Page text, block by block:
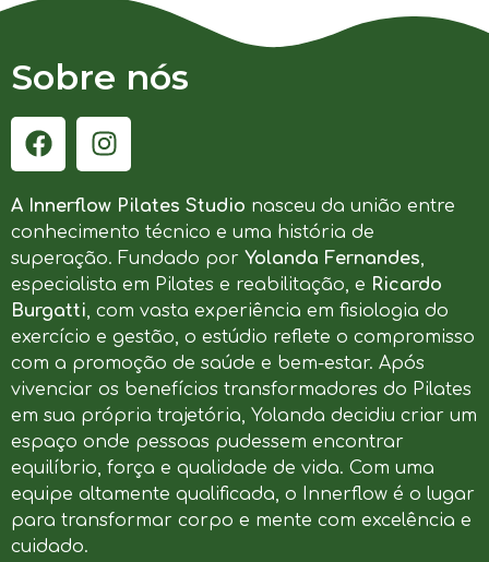
Sobre nós
A Innerflow Pilates Studio nasceu da união entre
conhecimento técnico e uma história de
superação. Fundado por Yolanda Fernandes,
especialista em Pilates e reabilitação, e Ricardo
Burgatti, com vasta experiência em fisiologia do
exercício e gestão, o estúdio reflete o compromisso
com a promoção de saúde e bem-estar. Após
vivenciar os benefícios transformadores do Pilates
em sua própria trajetória, Yolanda decidiu criar um
espaço onde pessoas pudessem encontrar
equilíbrio, força e qualidade de vida. Com uma
equipe altamente qualificada, o Innerflow é o lugar
para transformar corpo e mente com excelência e
cuidado.